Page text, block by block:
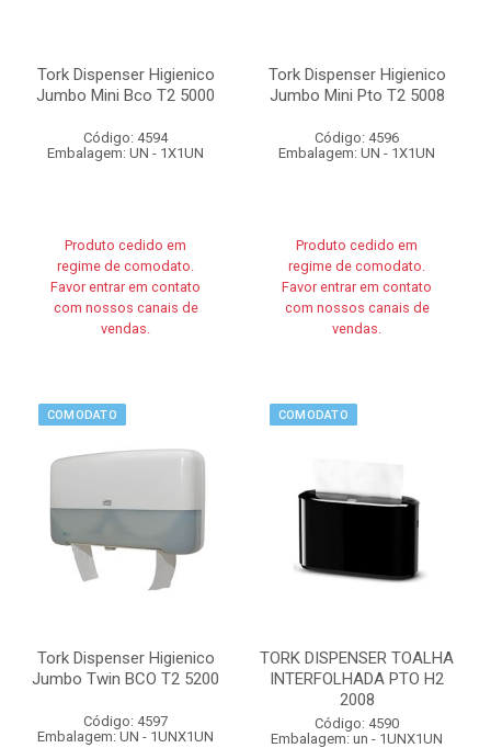
Tork Dispenser Higienico
Jumbo Mini Bco T2 5000
Código: 4594
Embalagem: UN - 1X1UN
Produto cedido em
regime de comodato.
Favor entrar em contato
com nossos canais de
vendas.
Tork Dispenser Higienico
Jumbo Mini Pto T2 5008
Código: 4596
Embalagem: UN - 1X1UN
Produto cedido em
regime de comodato.
Favor entrar em contato
com nossos canais de
vendas.
COMODATO
Tork Dispenser Higienico
Jumbo Twin BCO T2 5200
Código: 4597
Embalagem: UN - 1UNX1UN
COMODATO
TORK DISPENSER TOALHA
INTERFOLHADA PTO H2
2008
Código: 4590
Embalagem: un - 1UNX1UN